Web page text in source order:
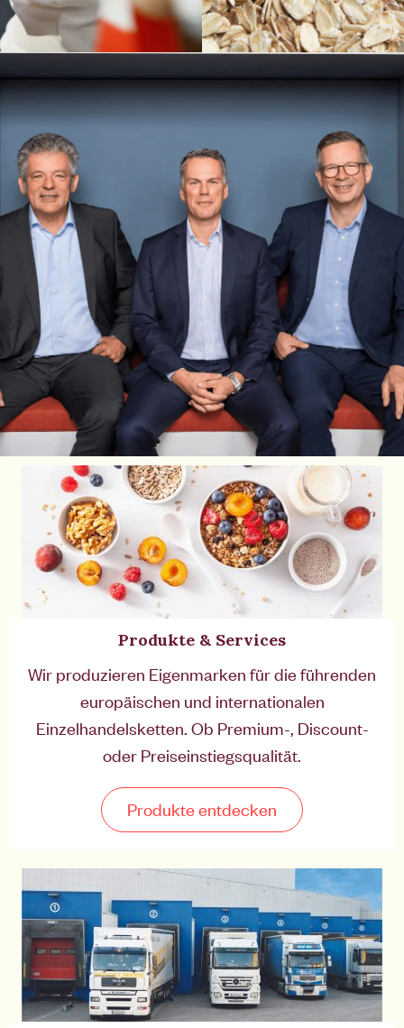
Produkte & Services
Wir produzieren Eigenmarken für die führenden
europäischen und internationalen
Einzelhandelsketten. Ob Premium-, Discount-
oder Preiseinstiegsqualität.
Produkte entdecken